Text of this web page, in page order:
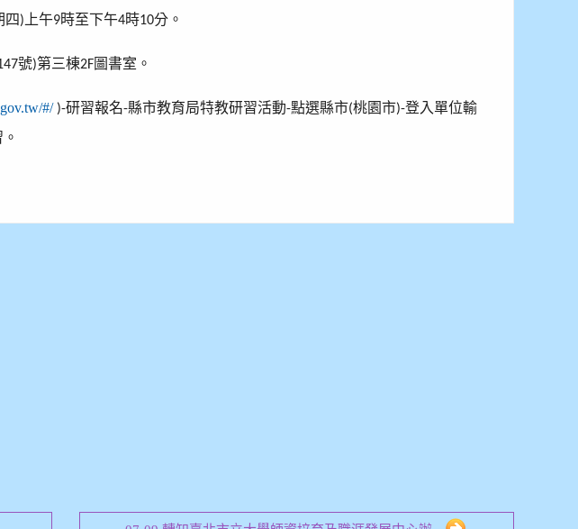
四) 上午9時至下午4時10分。
號)第三棟2F圖書室。
#/ )-研習報名-縣市教育局特教研習活動-點選縣市(桃園市)-登入單位輸